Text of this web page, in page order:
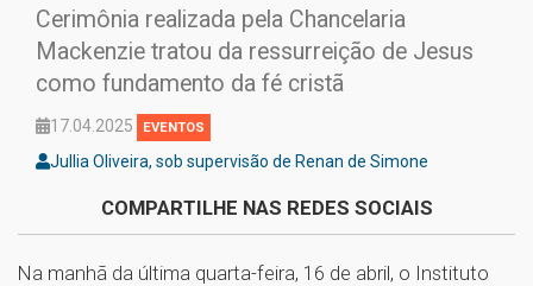
Cerimônia realizada pela Chancelaria
Mackenzie tratou da ressurreição de Jesus
como fundamento da fé cristã
17.04.2025 EVENTOS
Jullia Oliveira, sob supervisão de Renan de Simone
COMPARTILHE NAS REDES SOCIAIS
Na manhã da última quarta-feira, 16 de abril, o Instituto